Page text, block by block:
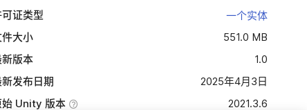
证类型
一个实体
大小
551.0 MB
版本
1.0
发布日期
2025年4月3日
始 Unity 版本
2021.3.6